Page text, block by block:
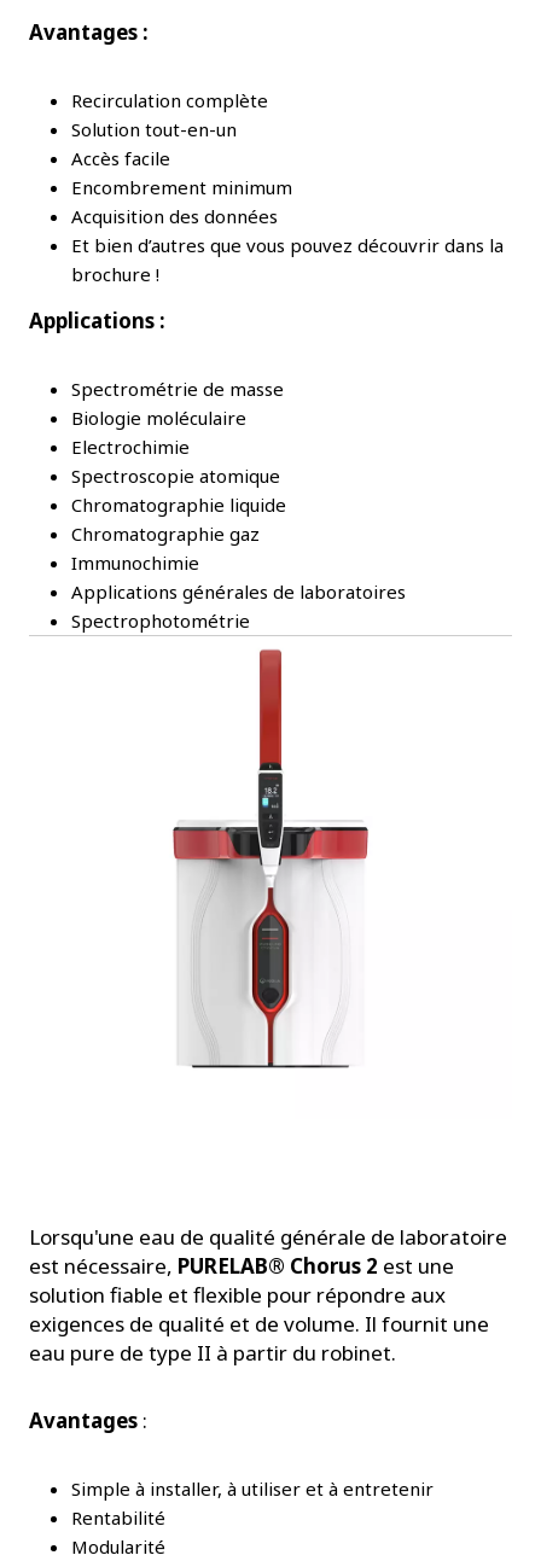
Avantages :
Recirculation complète
Solution tout-en-un
Accès facile
Encombrement minimum
Acquisition des données
Et bien d’autres que vous pouvez découvrir dans la
brochure !
Applications :
Spectrométrie de masse
Biologie moléculaire
Electrochimie
Spectroscopie atomique
Chromatographie liquide
Chromatographie gaz
Immunochimie
Applications générales de laboratoires
Spectrophotométrie
Lorsqu'une eau de qualité générale de laboratoire
est nécessaire, PURELAB® Chorus 2 est une
solution fiable et flexible pour répondre aux
exigences de qualité et de volume. Il fournit une
eau pure de type II à partir du robinet.
Avantages :
Simple à installer, à utiliser et à entretenir
Rentabilité
Modularité